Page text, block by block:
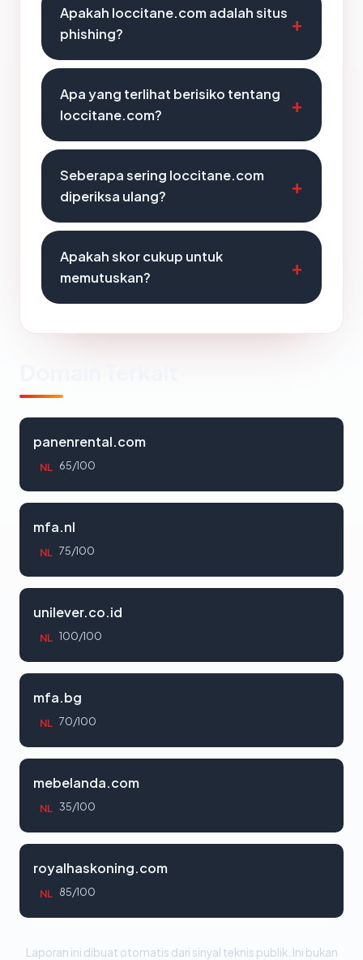
Apakah loccitane.com adalah situs
phishing?
Apa yang terlihat berisiko tentang
loccitane.com?
Seberapa sering loccitane.com
diperiksa ulang?
Apakah skor cukup untuk
memutuskan?
panenrental.com
NL 65/100
mfa.nl
NL 75/100
unilever.co.id
NL 100/100
mfa.bg
NL 70/100
mebelanda.com
NL 35/100
royalhaskoning.com
NL 85/100
Laporan ini dibuat otomatis dari sinyal teknis publik. Ini bukan